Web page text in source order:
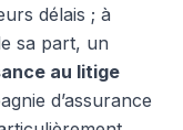
délais ; à
sa part, un
au litige
d’assurance